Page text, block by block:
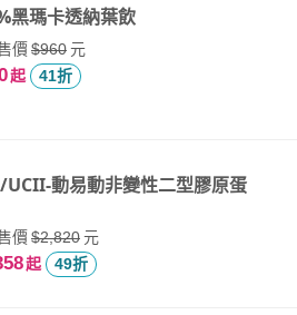
黑瑪卡透納葉飲
價$960元
起 41折
UCII-動易動非變性二型膠原蛋
價$2,820元
起 49折